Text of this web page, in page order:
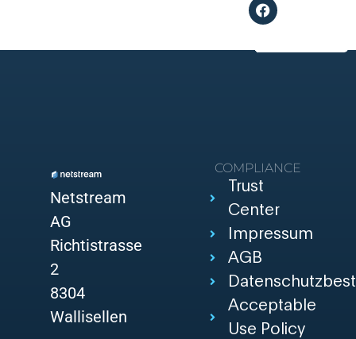
Netstream
AG
Richtistrasse
2
8304
Wallisellen
COMPLIANCE
Trust
Center
Impressum
AGB
Acceptable
Use Policy